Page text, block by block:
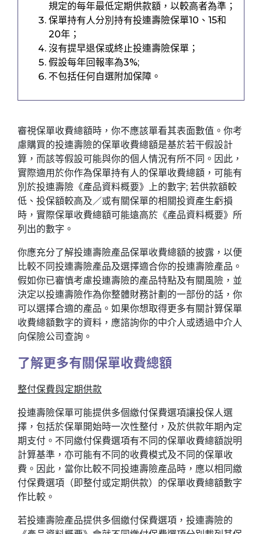
規定的每年最低定期供款額，以較高者為準；
保單持有人分別持有投連壽險保單10、15和
20年；
沒有提早退保或終止投連壽險保單；
假設每年回報率為3%;
不包括任何自選附加保障。
審視保單收費總額時，你不應該單看其表面數值。你考
慮購買的投連壽險的保單收費總額是基於若干假設計
算，而該等假設可能與你的個人情況有所不同。因此，
實際適用於你作為保單持有人的保單收費總額，可能有
別於投連壽險《產品資料概要》上的數字; 若供款額較
低、投保額較高及／或有關保單的相關投資產生虧損
時，實際保單收費總額可能遠高於《產品資料概要》所
列出的數字。
你應充分了解投連壽險產品保單收費總額的披露，以便
比較不同投連壽險產品及選擇適合你的投連壽險產品。
假如你已審慎考慮投連壽險的產品特點及有關風險，並
決定以投連壽險作為你整體財務計劃的一部份的話，你
可以選擇合適的產品。如果你想取得更多有關計算保單
收費總額數字的資料，應諮詢你的中介人或透過中介人
向保險公司查詢。
了解更多有關保單收費總額
整付保費與定期供款
投連壽險保單可能提供多個繳付保費選項讓投保人選
擇，包括於保單開始時一次性整付，及於供款年期內定
期支付。不同繳付保費選項有不同的保單收費總額說明
計算基準，亦可能有不同的收費模式及不同的保單收
費。因此，當你比較不同投連壽險產品時，應以相同繳
付保費選項（即整付或定期供款）的保單收費總額數字
作比較。
若投連壽險產品提供多個繳付保費選項，投連壽險的